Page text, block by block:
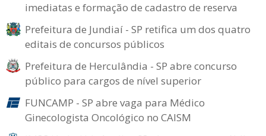
imediatas e formação de cadastro de reserva
Prefeitura de Jundiaí - SP retifica um dos quatro
editais de concursos públicos
Prefeitura de Herculândia - SP abre concurso
público para cargos de nível superior
FUNCAMP - SP abre vaga para Médico
Ginecologista Oncológico no CAISM